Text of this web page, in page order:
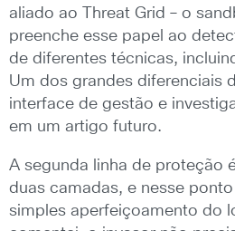
aliado ao Threat Grid – o
preenche esse papel ao
de diferentes técnicas,
Um dos grandes diferenciais
interface de gestão e
em um artigo futuro.
A segunda linha de proteção
duas camadas, e nesse
simples aperfeiçoamento do